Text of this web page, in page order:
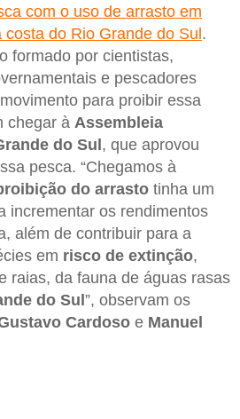
com o uso de arrasto em
do Rio Grande do Sul .
formado por cientistas,
e pescadores
para proibir essa
chegar à Assembleia
do Sul , que aprovou
pesca. “Chegamos à
do arrasto tinha um
incrementar os rendimentos
além de contribuir para a
em risco de extinção,
raias, da fauna de águas rasas
do Sul ”, observam os
Cardoso e Manuel